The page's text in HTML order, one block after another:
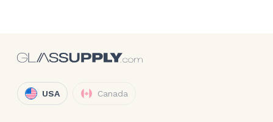
USA Canada